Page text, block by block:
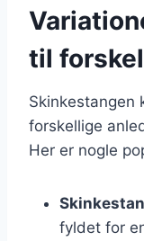
til
Skinkestangen
forskellige
Her er nogle
fyldet for